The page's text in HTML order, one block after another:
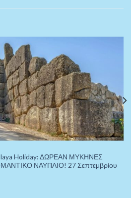
Holiday: ΔΩΡΕΑΝ ΜΥΚΗΝΕΣ
ΝΑΥΠΛΙΟ! 27 Σεπτεμβρίου